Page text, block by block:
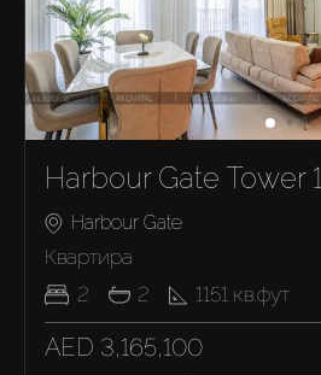
Harbour Gate Tower 1
Harbour Gate
Квартира
2
2 1151 кв.фут
AED 3,165,100